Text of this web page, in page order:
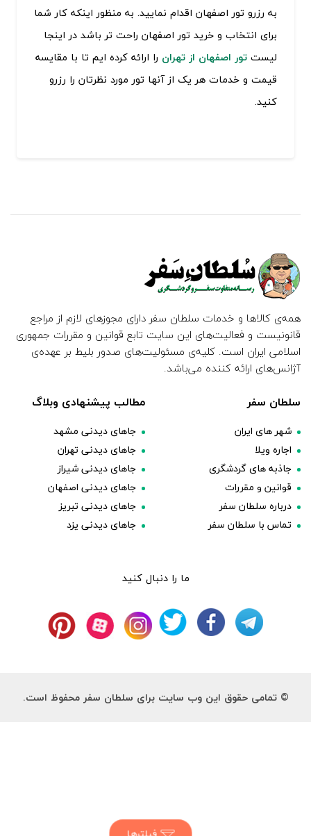
به رزرو تور اصفهان اقدام نمایید. به منظور اینکه کار شما
برای انتخاب و خرید تور اصفهان راحت تر باشد در اینجا
لیستتور اصفهان از تهرانرا ارائه کرده ایم تا با مقایسه
قیمت و خدمات هر یک از آنها تور مورد نظرتان را رزرو
کنید.
همه‌ی کالاها و خدمات سلطان سفر دارای مجوزهای لازم از مراجع
قانونیست و فعالیت‌های این سایت تابع قوانین و مقررات جمهوری
اسلامی ایران است. کلیه‌ی مسئولیت‌های صدور بلیط بر عهده‌ی
آژانس‌های ارائه کننده می‌باشد.
سلطان سفر
شهر های ایران
اجاره ویلا
جاذبه های گردشگری
قوانین و مقررات
درباره سلطان سفر
تماس با سلطان سفر
مطالب پیشنهادی وبلاگ
جاهای دیدنی مشهد
جاهای دیدنی تهران
جاهای دیدنی شیراز
جاهای دیدنی اصفهان
جاهای دیدنی تبریز
جاهای دیدنی یزد
ما را دنبال کنید
© تمامی حقوق این وب سایت برای سلطان سفر محفوظ است.